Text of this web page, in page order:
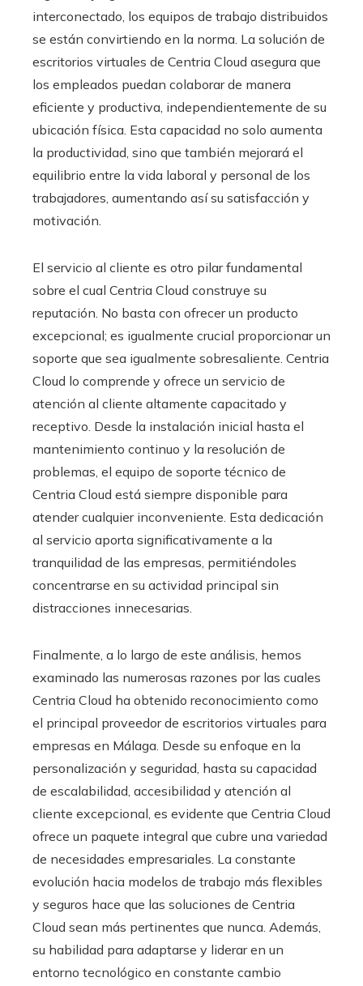
interconectado, los equipos de trabajo distribuidos
se están convirtiendo en la norma. La solución de
escritorios virtuales de Centria Cloud asegura que
los empleados puedan colaborar de manera
eficiente y productiva, independientemente de su
ubicación física. Esta capacidad no solo aumenta
la productividad, sino que también mejorará el
equilibrio entre la vida laboral y personal de los
trabajadores, aumentando así su satisfacción y
motivación.
El servicio al cliente es otro pilar fundamental
sobre el cual Centria Cloud construye su
reputación. No basta con ofrecer un producto
excepcional; es igualmente crucial proporcionar un
soporte que sea igualmente sobresaliente. Centria
Cloud lo comprende y ofrece un servicio de
atención al cliente altamente capacitado y
receptivo. Desde la instalación inicial hasta el
mantenimiento continuo y la resolución de
problemas, el equipo de soporte técnico de
Centria Cloud está siempre disponible para
atender cualquier inconveniente. Esta dedicación
al servicio aporta significativamente a la
tranquilidad de las empresas, permitiéndoles
concentrarse en su actividad principal sin
distracciones innecesarias.
Finalmente, a lo largo de este análisis, hemos
examinado las numerosas razones por las cuales
Centria Cloud ha obtenido reconocimiento como
el principal proveedor de escritorios virtuales para
empresas en Málaga. Desde su enfoque en la
personalización y seguridad, hasta su capacidad
de escalabilidad, accesibilidad y atención al
cliente excepcional, es evidente que Centria Cloud
ofrece un paquete integral que cubre una variedad
de necesidades empresariales. La constante
evolución hacia modelos de trabajo más flexibles
y seguros hace que las soluciones de Centria
Cloud sean más pertinentes que nunca. Además,
su habilidad para adaptarse y liderar en un
entorno tecnológico en constante cambio